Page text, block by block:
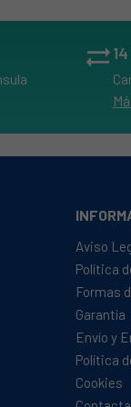
sync_alt
Aviso
Política
Formas
Garantía
Envío y
Política
Cookies